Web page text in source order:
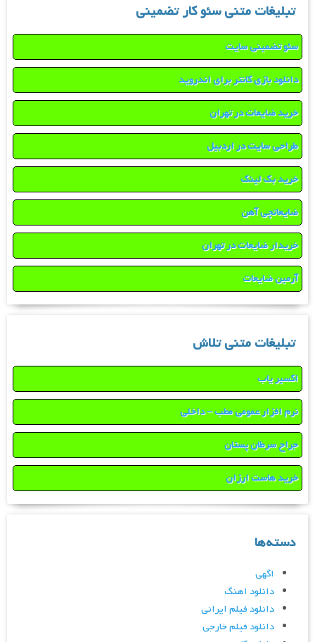
تبلیغات متنی سئو کار تضمینی
سئو تضمینی سایت
دانلود بازی کانتر برای اندروید
خرید ضایعات در تهران
طراحی سایت در اردبیل
خرید بک لینک
ضایعاتچی آهن
خریدار ضایعات در تهران
آرمین ضایعات
تبلیغات متنی تلاش
اکسیر یاب
نرم افزار عمومی مطب – داخلی
جراح سرطان پستان
خرید هاست ارزان
دسته‌ها
اگهی
دانلود اهنگ
دانلود فیلم ایرانی
دانلود فیلم خارجی